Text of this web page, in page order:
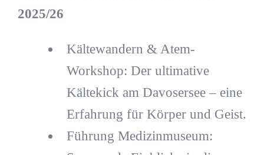
2025/26
Kältewandern & Atem-
Workshop: Der ultimative
Kältekick am Davosersee – eine
Erfahrung für Körper und Geist.
Führung Medizinmuseum: